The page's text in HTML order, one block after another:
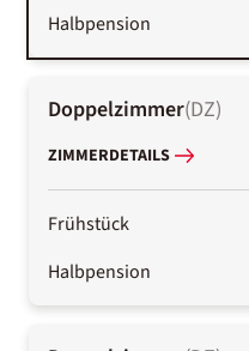
Halbpension
Doppelzimmer(DZ)
ZIMMERDETAILS
Frühstück
Halbpension